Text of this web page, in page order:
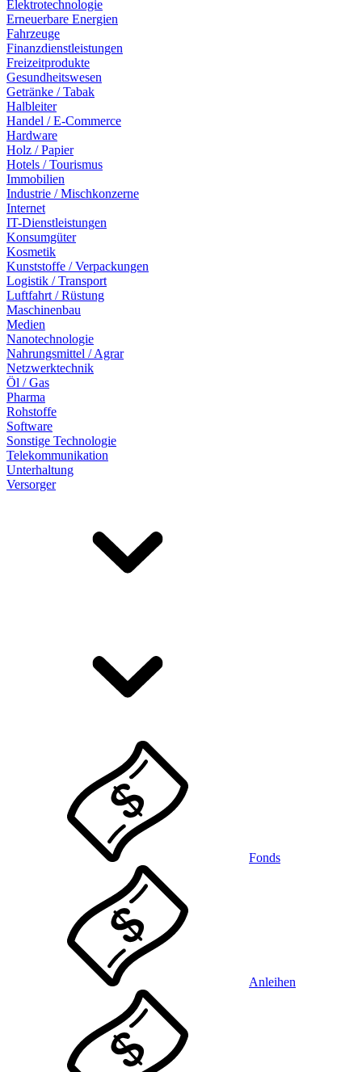
Elektrotechnologie
Erneuerbare Energien
Fahrzeuge
Finanzdienstleistungen
Freizeitprodukte
Gesundheitswesen
Getränke / Tabak
Halbleiter
Handel / E-Commerce
Hardware
Holz / Papier
Hotels / Tourismus
Immobilien
Industrie / Mischkonzerne
Internet
IT-Dienstleistungen
Konsumgüter
Kosmetik
Kunststoffe / Verpackungen
Logistik / Transport
Luftfahrt / Rüstung
Maschinenbau
Medien
Nanotechnologie
Nahrungsmittel / Agrar
Netzwerktechnik
Öl / Gas
Pharma
Rohstoffe
Software
Sonstige Technologie
Telekommunikation
Unterhaltung
Versorger
Fonds
Anleihen